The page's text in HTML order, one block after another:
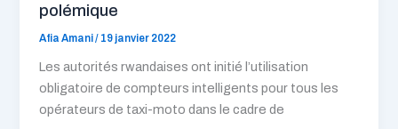
polémique
Afia Amani/ 19 janvier 2022
Les autorités rwandaises ont initié l’utilisation
obligatoire de compteurs intelligents pour tous les
opérateurs de taxi-moto dans le cadre de